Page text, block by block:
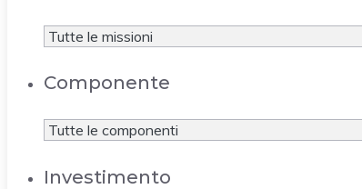
Componente
Investimento